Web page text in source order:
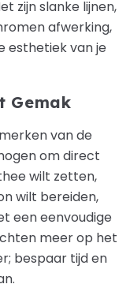
zijn slanke lijnen,
afwerking,
esthetiek van je
Gemak
van de
om direct
wilt zetten,
wilt bereiden,
een eenvoudige
meer op het
bespaar tijd en